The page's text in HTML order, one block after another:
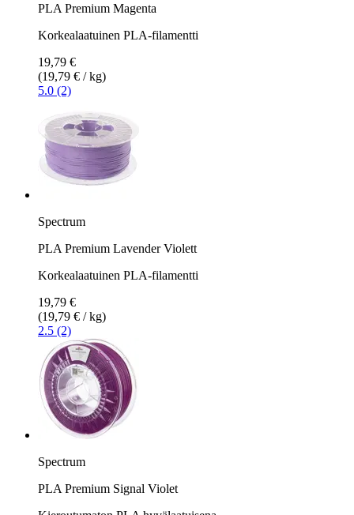
PLA Premium Magenta
Korkealaatuinen PLA-filamentti
19,79 €
(19,79 € / kg)
5.0 (2)
Spectrum
PLA Premium Lavender Violett
Korkealaatuinen PLA-filamentti
19,79 €
(19,79 € / kg)
2.5 (2)
Spectrum
PLA Premium Signal Violet